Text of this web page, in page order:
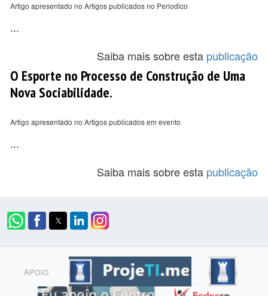
Artigo apresentado no Artigos publicados no Periodico
...
Saiba mais sobre esta publicação
O Esporte no Processo de Construção de Uma
Nova Sociabilidade.
Artigo apresentado no Artigos publicados em evento
...
Saiba mais sobre esta publicação
APOIO